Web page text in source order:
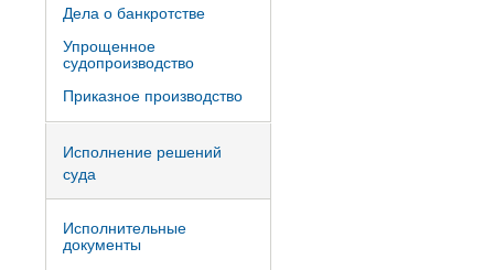
Дела о банкротстве
Упрощенное
судопроизводство
Приказное производство
Исполнение решений
суда
Исполнительные
документы